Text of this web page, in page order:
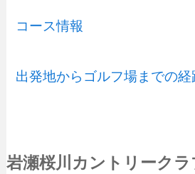
コース情報
出発地からゴルフ場までの経
岩瀬桜川カントリーク